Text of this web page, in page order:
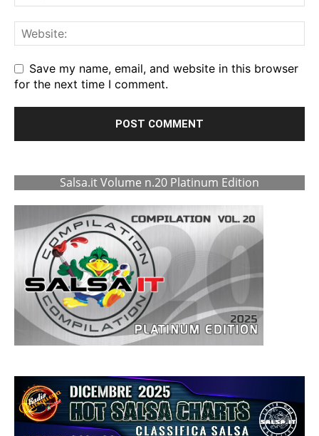
Save my name, email, and website in this browser
for the next time I comment.
Salsa.it Volume n.20 Platinum Edition